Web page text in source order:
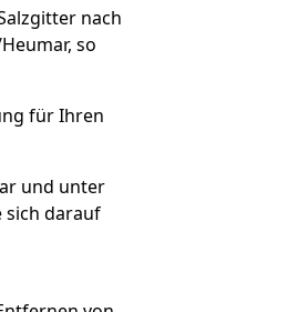
nach
so
für Ihren
und unter
sich darauf